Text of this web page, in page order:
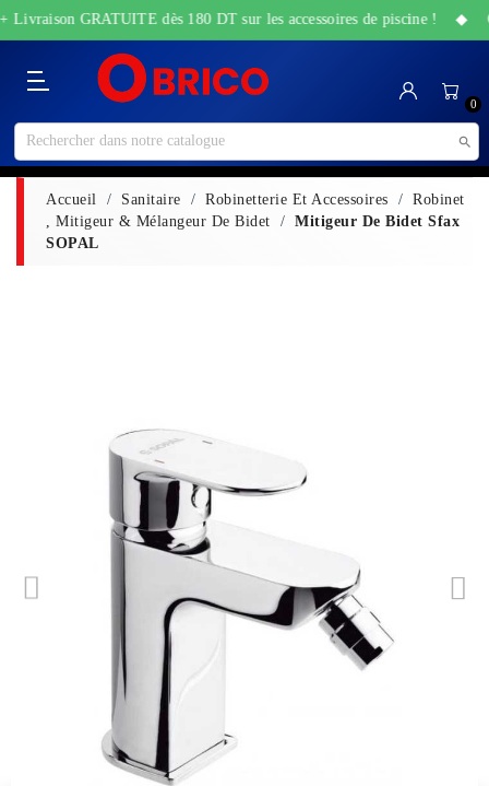
Catégorie
Accueil
Bricolage
&
Travaux
Sanitaire
Maison
Santé
&
Beauté
High-
Tech
Jardin
&
Piscine
Animalerie
0

Livraison GRATUITE dès 180 DT sur les accessoires de piscine ! ◆
Accueil Sanitaire Robinetterie Et Accessoires
Robinet
, Mitigeur & Mélangeur De Bidet
Mitigeur De Bidet Sfax
SOPAL